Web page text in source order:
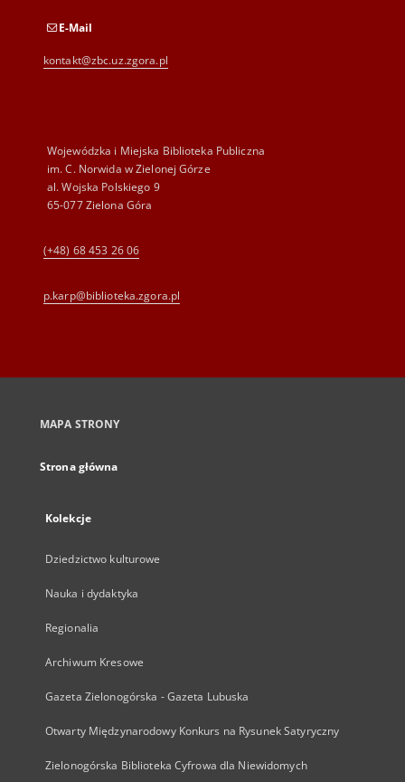
E-Mail
kontakt@zbc.uz.zgora.pl
Wojewódzka i Miejska Biblioteka Publiczna
im. C. Norwida w Zielonej Górze
al. Wojska Polskiego 9
65-077 Zielona Góra
(+48) 68 453 26 06
p.karp@biblioteka.zgora.pl
MAPA STRONY
Strona główna
Kolekcje
Dziedzictwo kulturowe
Nauka i dydaktyka
Regionalia
Archiwum Kresowe
Gazeta Zielonogórska - Gazeta Lubuska
Otwarty Międzynarodowy Konkurs na Rysunek Satyryczny
Zielonogórska Biblioteka Cyfrowa dla Niewidomych